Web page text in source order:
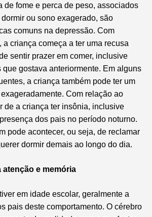
de fome e perca de peso, associados
ou sono exagerado, são
comuns na depressão. Com
a criança começa a ter uma recusa
sentir prazer em comer, inclusive
gostava anteriormente. Em alguns
a criança também pode ter um
Com relação ao
de a criança ter insônia, inclusive
dos pais no período noturno.
pode acontecer, ou seja, de reclamar
dormir demais ao longo do dia.
atenção e memória
em idade escolar, geralmente a
pais deste comportamento. O cérebro